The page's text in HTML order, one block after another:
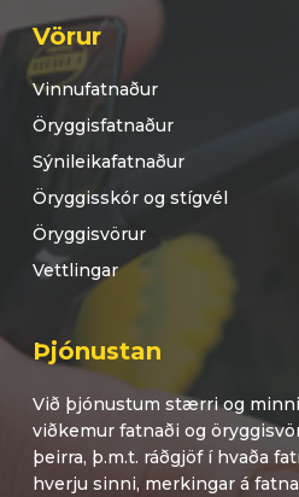
Vörur
Vinnufatnaður
Öryggisfatnaður
Sýnileikafatnaður
Öryggisskór og stígvél
Öryggisvörur
Vettlingar
Þjónustan
Við þjónustum stærri og
viðkemur fatnaði og
þeirra, þ.m.t. ráðgjöf í hvaða
hverju sinni, merkingar á